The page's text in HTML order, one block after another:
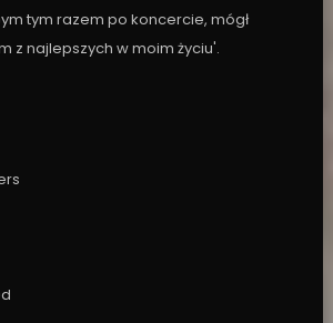
tym razem po koncercie, mógł
z najlepszych w moim życiu'.